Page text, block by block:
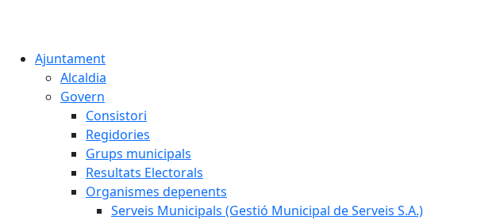
Ajuntament
Alcaldia
Govern
Consistori
Regidories
Grups municipals
Resultats Electorals
Organismes depenents
Serveis Municipals (Gestió Municipal de Serveis S.A.)